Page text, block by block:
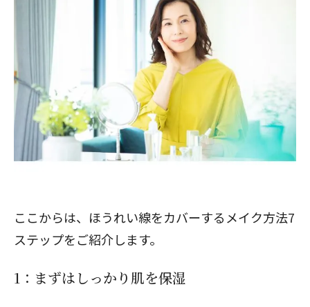
ここからは、ほうれい線をカバーするメイク方法7
ステップをご紹介します。
1：まずはしっかり肌を保湿